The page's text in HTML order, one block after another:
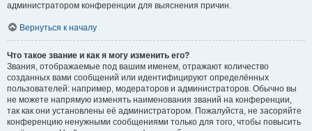
администратором конференции для выяснения причин.
Вернуться к началу
Что такое звание и как я могу изменить его?
Звания, отображаемые под вашим именем, отражают количество
созданных вами сообщений или идентифицируют определённых
пользователей: например, модераторов и администраторов. Обычно вы
не можете напрямую изменять наименования званий на конференции,
так как они установлены её администратором. Пожалуйста, не засоряйте
конференцию ненужными сообщениями только для того, чтобы повысить